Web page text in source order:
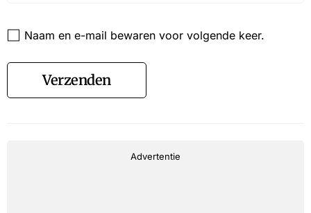
Naam en e-mail bewaren voor volgende keer.
Verzenden
Advertentie